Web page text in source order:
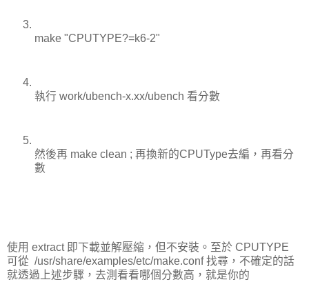
make "CPUTYPE?=k6-2"
執行 work/ubench-x.xx/ubench 看分數
然後再 make clean ; 再換新的CPUType去編，再看分
數
使用 extract 即下載並解壓縮，但不安裝。至於 CPUTYPE
可從 /usr/share/examples/etc/make.conf 找尋，不確定的話
就透過上述步驟，去測看看哪個分數高，就是你的